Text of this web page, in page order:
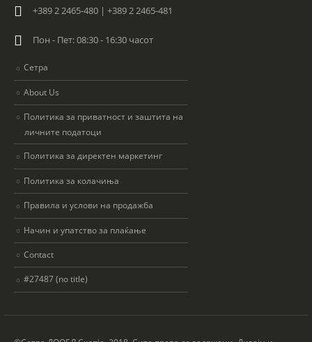
+389 2 2465-480 | +389 2 2465-481
Пон - Пет: 08:30 - 16:30 часот
Сетра
About Us
Политика за приватност и заштита на
личните податоци
Политика за директен маркетинг
Политика за колачиња
Правила и услови на продажба
Начин и упатство за плаќање
Contact
#27487 (no title)